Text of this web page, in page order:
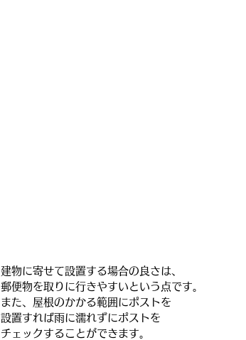
建物に寄せて設置する場合の良さは、
郵便物を取りに行きやすいという点です。
また、屋根のかかる範囲にポストを
設置すれば雨に濡れずにポストを
チェックすることができます。